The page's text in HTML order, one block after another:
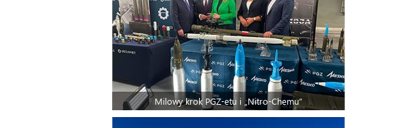
Milowy krok PGZ-etu i „Nitro-Chemu”